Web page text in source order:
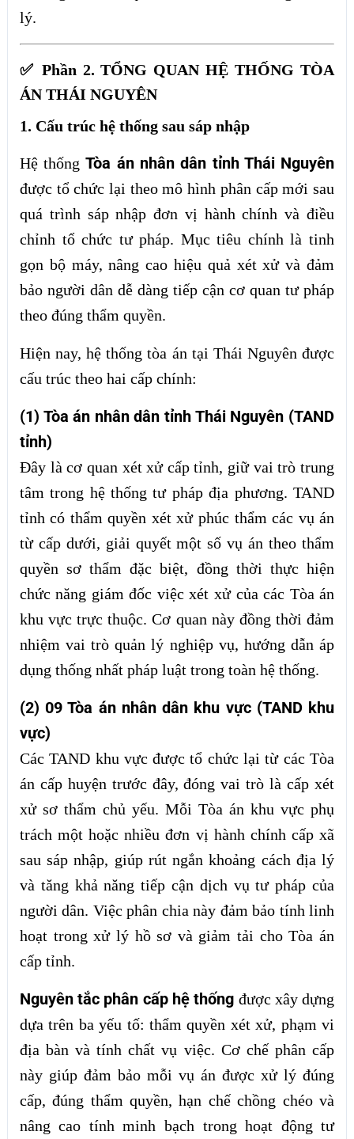
lý.
✅ Phần 2. TỔNG QUAN HỆ THỐNG TÒA
ÁN THÁI NGUYÊN
1. Cấu trúc hệ thống sau sáp nhập
Hệ thốngTòa án nhân dân tỉnh Thái Nguyên
được tổ chức lại theo mô hình phân cấp mới sau
quá trình sáp nhập đơn vị hành chính và điều
chỉnh tổ chức tư pháp. Mục tiêu chính là tinh
gọn bộ máy, nâng cao hiệu quả xét xử và đảm
bảo người dân dễ dàng tiếp cận cơ quan tư pháp
theo đúng thẩm quyền.
Hiện nay, hệ thống tòa án tại Thái Nguyên được
cấu trúc theo hai cấp chính:
(1) Tòa án nhân dân tỉnh Thái Nguyên (TAND
tỉnh)
Đây là cơ quan xét xử cấp tỉnh, giữ vai trò trung
tâm trong hệ thống tư pháp địa phương. TAND
tỉnh có thẩm quyền xét xử phúc thẩm các vụ án
từ cấp dưới, giải quyết một số vụ án theo thẩm
quyền sơ thẩm đặc biệt, đồng thời thực hiện
chức năng giám đốc việc xét xử của các Tòa án
khu vực trực thuộc. Cơ quan này đồng thời đảm
nhiệm vai trò quản lý nghiệp vụ, hướng dẫn áp
dụng thống nhất pháp luật trong toàn hệ thống.
(2) 09 Tòa án nhân dân khu vực (TAND khu
vực)
Các TAND khu vực được tổ chức lại từ các Tòa
án cấp huyện trước đây, đóng vai trò là cấp xét
xử sơ thẩm chủ yếu. Mỗi Tòa án khu vực phụ
trách một hoặc nhiều đơn vị hành chính cấp xã
sau sáp nhập, giúp rút ngắn khoảng cách địa lý
và tăng khả năng tiếp cận dịch vụ tư pháp của
người dân. Việc phân chia này đảm bảo tính linh
hoạt trong xử lý hồ sơ và giảm tải cho Tòa án
cấp tỉnh.
Nguyên tắc phân cấp hệ thống được xây dựng
dựa trên ba yếu tố: thẩm quyền xét xử, phạm vi
địa bàn và tính chất vụ việc. Cơ chế phân cấp
này giúp đảm bảo mỗi vụ án được xử lý đúng
cấp, đúng thẩm quyền, hạn chế chồng chéo và
nâng cao tính minh bạch trong hoạt động tư